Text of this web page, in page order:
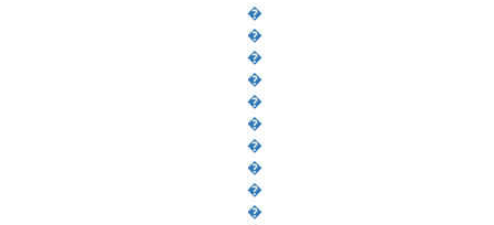
�
�
�
�
�
�
�
�
�
�